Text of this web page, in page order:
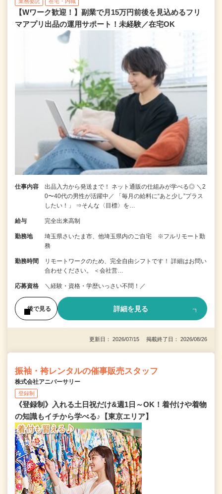
【Wワーク歓迎！】副業で月15万円前後を見込めるフリ
マアプリ出品の運用サポート！未経験／在宅OK
仕事内容
出品入力から発送まで！ ネット通販の仕組みが学べる◎ ＼2
0〜40代の男性が活躍中／ 「毎月の給料に“あと少し”プラス
したい！」 ⇒そんな〈目標〉を…
給与 完全出来高制
勤務地
埼玉県さいたま市、他埼玉県内のご自宅 ※フルリモート勤
務
勤務時間
リモートワークのため、完全自由シフトです！ 詳細はお問い
合わせください。 ＜会社営…
応募資格 ＼経験・資格・学歴いっさい不問！／
後で見る 詳細を見る
更新日： 2026/07/15 掲載終了日： 2026/08/26
振袖・袴レンタルの催事販売スタッフ
株式会社アニバーサリー
登録制
《登録制》入れる土日祝だけ&週1日～OK！着付けや着物
の知識もイチから学べる♪【東京エリア】